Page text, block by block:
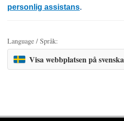
personlig assistans.
Language / Språk:
Visa webbplatsen på svenska